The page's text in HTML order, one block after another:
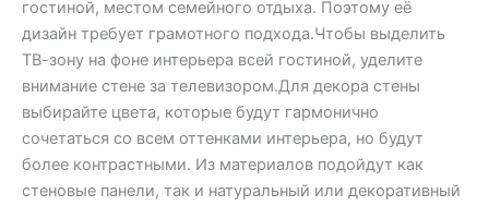
гостиной, местом семейного отдыха. Поэтому её
дизайн требует грамотного подхода.Чтобы выделить
ТВ-зону на фоне интерьера всей гостиной, уделите
внимание стене за телевизором.Для декора стены
выбирайте цвета, которые будут гармонично
сочетаться со всем оттенками интерьера, но будут
более контрастными. Из материалов подойдут как
стеновые панели, так и натуральный или декоративный